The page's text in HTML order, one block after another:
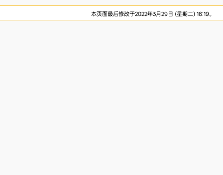
本页面最后修改于2022年3月29日 (星期二) 16:19。